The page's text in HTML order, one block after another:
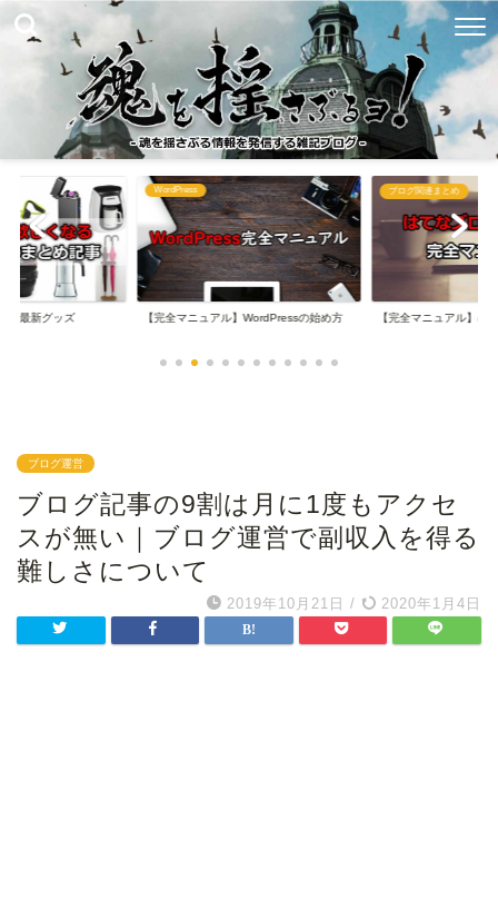
る最新グッズ
WordPress
【完全マニュアル】WordPressの始め方
ブログ関連まとめ
【完全マニュアル】は
ブログ運営
ブログ記事の9割は月に1度もアクセ
スが無い｜ブログ運営で副収入を得る
難しさについて
2019年10月21日 / 2020年1月4日